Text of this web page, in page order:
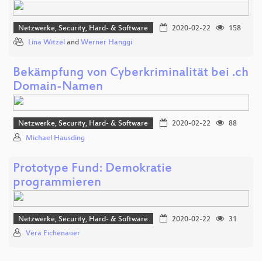
Netzwerke, Security, Hard- & Software 2020-02-22
158
Lina Witzel and Werner Hänggi
Bekämpfung von Cyberkriminalität bei .ch
Domain-Namen
Netzwerke, Security, Hard- & Software 2020-02-22
88
Michael Hausding
Prototype Fund: Demokratie
programmieren
Netzwerke, Security, Hard- & Software 2020-02-22
31
Vera Eichenauer